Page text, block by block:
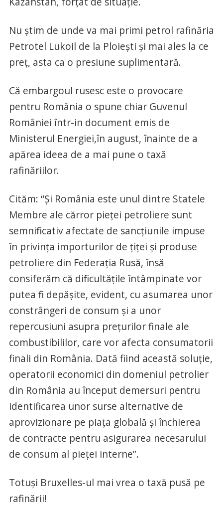
Nu știm de unde va mai primi petrol rafinăria
Petrotel Lukoil de la Ploiești și mai ales la ce
preț, asta ca o presiune suplimentară.
Că embargoul rusesc este o provocare
pentru România o spune chiar Guvenul
României într-in document emis de
Ministerul Energiei,în august, înainte de a
apărea ideea de a mai pune o taxă
rafinăriilor.
Cităm: “Și România este unul dintre Statele
Membre ale cărror pieței petroliere sunt
semnificativ afectate de sancțiunile impuse
în privința importurilor de țiței și produse
petroliere din Federația Rusă, însă
consiferăm că dificultățile întâmpinate vor
putea fi depășite, evident, cu asumarea unor
constrângeri de consum și a unor
repercusiuni asupra prețurilor finale ale
combustibililor, care vor afecta consumatorii
finali din România. Dată fiind această soluție,
operatorii economici din domeniul petrolier
din România au început demersuri pentru
identificarea unor surse alternative de
aprovizionare pe piața globală și închierea
de contracte pentru asigurarea necesarului
de consum al pieței interne”.
Totuși Bruxelles-ul mai vrea o taxă pusă pe
rafinării!